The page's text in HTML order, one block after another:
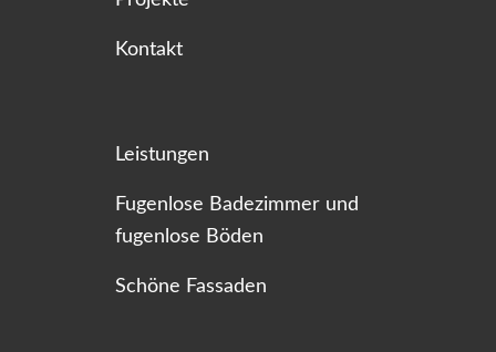
Kontakt
Leistungen
Fugenlose Badezimmer und
fugenlose Böden
Schöne Fassaden